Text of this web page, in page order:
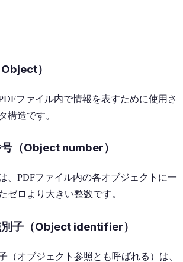
）
ファイル内で情報を表すために使用さ
構造です。
（Object number）
、PDFファイル内の各オブジェクトに一
ゼロより大きい整数です。
子（Object identifier）
（オブジェクト参照とも呼ばれる）は、